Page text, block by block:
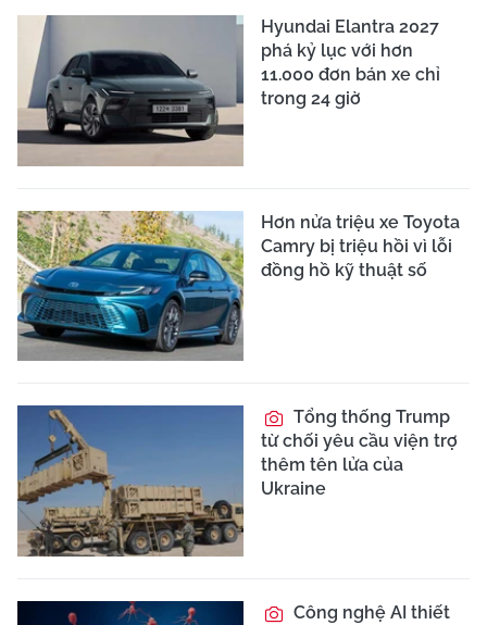
Hyundai Elantra 2027
phá kỷ lục với hơn
11.000 đơn bán xe chỉ
trong 24 giờ
Hơn nửa triệu xe Toyota
Camry bị triệu hồi vì lỗi
đồng hồ kỹ thuật số
Tổng thống Trump
từ chối yêu cầu viện trợ
thêm tên lửa của
Ukraine
Công nghệ AI thiết